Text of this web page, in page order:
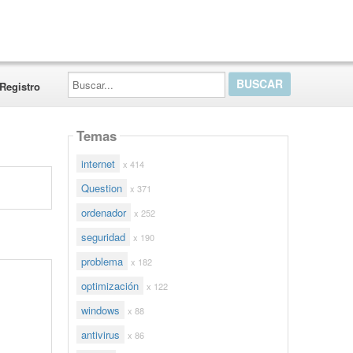
Registro
Buscar...
Temas
internet x 414
Question x 371
ordenador x 252
seguridad x 190
problema x 182
optimización x 122
windows x 88
antivirus x 86